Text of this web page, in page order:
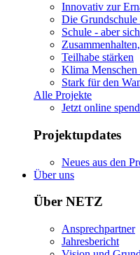
Innovativ zur
Die
Schule - aber
Teilhabe stärken
Klima Menschen
Stark für den
Alle Projekte
Jetzt online
Projektupdates
Neues aus den
Über uns
Über NETZ
Ansprechpartner
Jahresbericht